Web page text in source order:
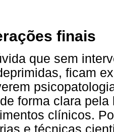
finais
que sem
ficam
forma clara
clínicos.
e técnicas